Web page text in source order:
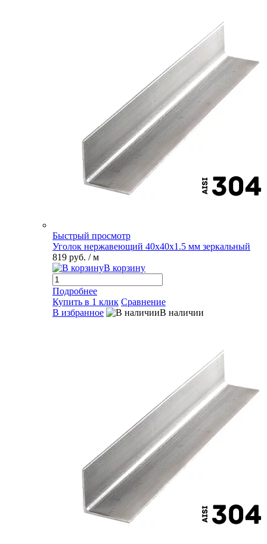
Быстрый просмотр
Уголок нержавеющий 40х40х1.5 мм зеркальный
819 руб. / м
В корзину
Подробнее
Купить в 1 клик Сравнение
В избранное
В наличии